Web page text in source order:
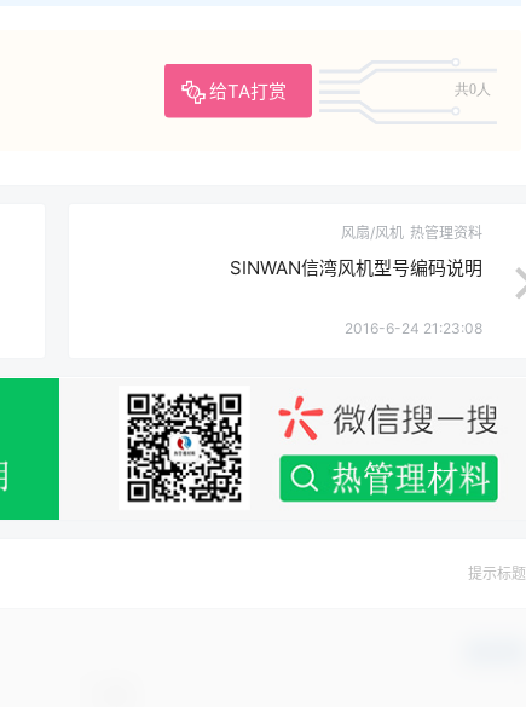
给TA打赏 共0人
风扇/风机 热管理资料
SINWAN信湾风机型号编码说明
2016-6-24 21:23:08
提示标题